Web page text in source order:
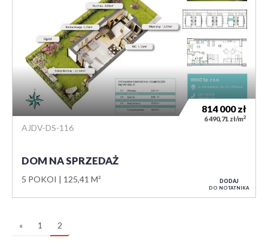
AJDV-DS-116
DOM NA SPRZEDAŻ
5 POKOI 125,41 M²
814 000zł
6 490,71 zł/m2
DODAJ
DO NOTATNIKA
« 1 2